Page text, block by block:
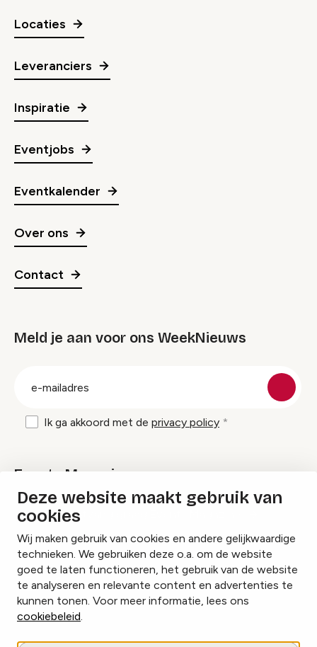
Deze website maakt gebruik van
cookies
Wij maken gebruik van cookies en andere gelijkwaardige
technieken. We gebruiken deze o.a. om de website
goed te laten functioneren, het gebruik van de website
te analyseren en relevante content en advertenties te
kunnen tonen. Voor meer informatie, lees ons
cookiebeleid.
Locaties
Leveranciers
Inspiratie
Eventjobs
Eventkalender
Over ons
Contact
Meld je aan voor ons WeekNieuws
Ik ga akkoord met de privacy policy
Events Magazine
Ik ontvang graag Events Magazine
InstagramFacebookLinkedIn
Cookies beheren